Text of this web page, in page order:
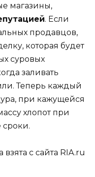
магазины,
. Если
продавцов,
которая будет
суровых
заливать
Теперь каждый
при кажущейся
хлопот при
с сайта RIA.ru